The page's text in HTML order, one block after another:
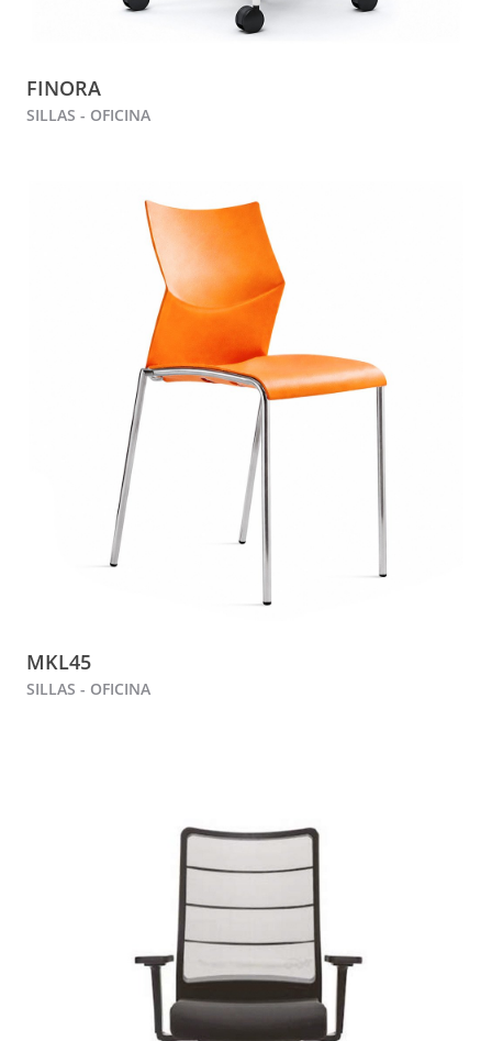
FINORA
SILLAS - OFICINA
MKL45
SILLAS - OFICINA